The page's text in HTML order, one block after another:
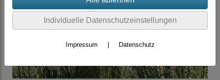
Individuelle Datenschutzeinstellungen
Impressum Datenschutz